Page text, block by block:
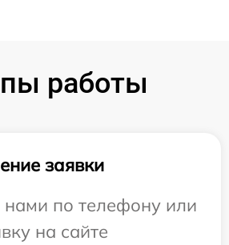
работы
заявки
нами по телефону или
на сайте